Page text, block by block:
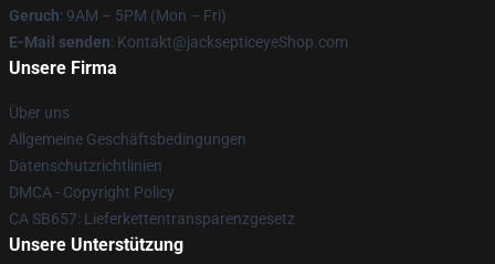
Geruch: 9AM – 5PM (Mon – Fri)
E-Mail senden: Kontakt@jacksepticeyeShop.com
Unsere Firma
Über uns
Allgemeine Geschäftsbedingungen
Datenschutzrichtlinien
DMCA - Copyright Policy
CA SB657: Lieferkettentransparenzgesetz
Unsere Unterstützung